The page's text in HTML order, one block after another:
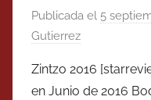
Publicada el 5
Gutierrez
Zintzo 2016
en Junio de 2016